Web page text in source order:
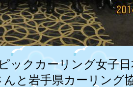
グ女子日本
リング協会